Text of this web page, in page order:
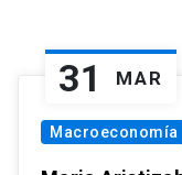
31 MAR
Macroeconomía